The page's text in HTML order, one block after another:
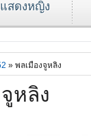
สดงหญิง
» พลเมืองจูหลิง
หลิง